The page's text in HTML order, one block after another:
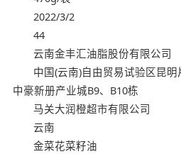
2022/3/2
44
云南金丰汇油脂股份有限公司
中国(云南)自由贸易试验区昆
中豪新册产业城B9、B10栋
马关大润橙超市有限公司
云南
金菜花菜籽油